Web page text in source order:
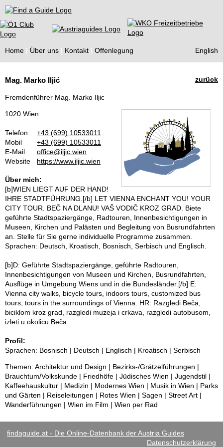
Find a Guide
Home Über uns Kontakt Offenlegung English
Guides
zurück
Mag. Marko Iljić
Fremdenführer Mag. Marko Iljic
1020 Wien
Telefon
+43 (699) 10533011
Mobil
+43 (699) 10533011
E-Mail
office@iljic.wien
Website
https://www.iljic.wien
Über mich:
[b]WIEN LIEGT AUF DER HAND!
IHRE STADTFÜHRUNG.[/b] LET VIENNA ENCHANT YOU! YOUR
CITY TOUR. BEČ NA DLANU! VAŠ VODIČ KROZ GRAD. Biete
geführte Stadtspaziergänge, Radtouren, Innenbesichtigungen in
Museen, Kirchen und Palästen und Begleitung von Busrundfahrten
an. Stelle für Sie gerne individuelle Programme zusammen.
Sprachen: Deutsch, Kroatisch, Bosnisch, Serbisch und Englisch.
[b]D: Geführte Stadtspaziergänge, geführte Radtouren,
Innenbesichtigungen von Museen und Kirchen, Busrundfahrten,
Ausflüge in Umgebung Wiens und in die Bundesländer.[/b] E:
Vienna city walks, bicycle tours, indoors tours, customized bus
tours, tours in the surroundings of Vienna. HR: Razgledi Beča,
biciklom kroz grad, razgledi muzeja i crkava, razgledi autobusom,
izleti u okolicu Beča.
Profil:
Sprachen: Bosnisch | Deutsch | Englisch | Kroatisch | Serbisch
Themen: Architektur und Design | Bezirks-/Grätzelführungen |
Brauchtum/Volkskunde | Friedhöfe | Jüdisches Wien | Jugendstil |
Kaffeehauskultur | Medizin | Modernes Wien | Musik in Wien | Parks
und Gärten | Reiseleitungen | Rotes Wien | Sagen | Street Art |
Wanderführungen | Wien im Film | Wien per Rad
findaguide.at - Die Online-Datenbank der Austria Guides
Datenschutzerklärung